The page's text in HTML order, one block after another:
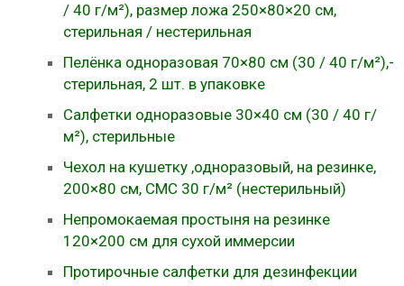
/ 40 г/м²), размер ложа 250×80×20 см,
стерильная / нестерильная
Пелёнка одноразовая 70×80 см (30 / 40 г/м²),-
стерильная, 2 шт. в упаковке
Салфетки одноразовые 30×40 см (30 / 40 г/
м²), стерильные
Чехол на кушетку ,одноразовый, на резинке,
200×80 см, СМС 30 г/м² (нестерильный)
Непромокаемая простыня на резинке
120×200 см для сухой иммерсии
Протирочные салфетки для дезинфекции